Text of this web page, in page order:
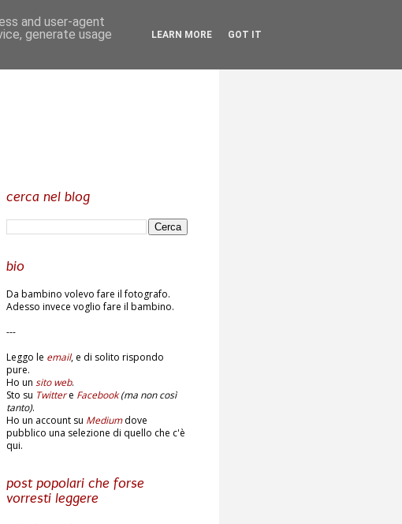
cerca nel blog
bio
Da bambino volevo fare il fotografo.
Adesso invece voglio fare il bambino.
---
Leggo le email, e di solito rispondo
pure.
Ho un sito web.
Sto su Twitter e Facebook(ma non così
tanto).
Ho un account su Mediumdove
pubblico una selezione di quello che c'è
qui.
post popolari che forse
vorresti leggere
and user-agent
generate usage
LEARN MORE GOT IT